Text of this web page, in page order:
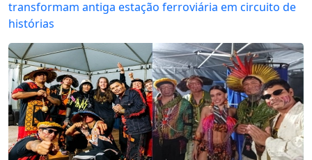
transformam antiga estação ferroviária em circuito de
histórias